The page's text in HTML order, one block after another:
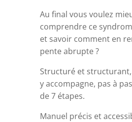
Au final vous voulez
comprendre ce
et savoir comment en
pente abrupte ?
Structuré et
y accompagne, pas à
de 7 étapes.
Manuel précis et